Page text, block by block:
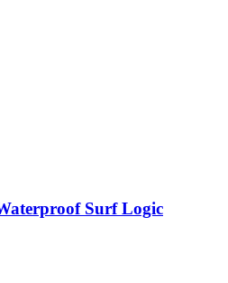
Surf Logic